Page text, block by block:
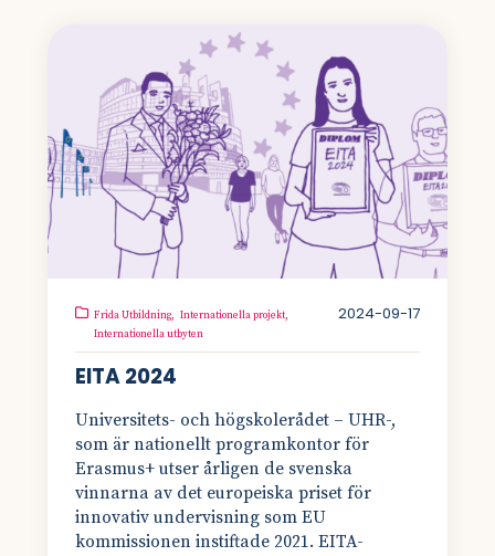
Frida Utbildning, Internationella projekt,
Internationella utbyten
2024-09-17
EITA 2024
Universitets- och högskolerådet – UHR-,
som är nationellt programkontor för
Erasmus+ utser årligen de svenska
vinnarna av det europeiska priset för
innovativ undervisning som EU
kommissionen instiftade 2021. EITA-